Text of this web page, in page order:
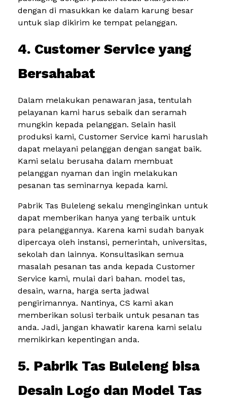
dengan di masukkan ke dalam karung besar
untuk siap dikirim ke tempat pelanggan.
4. Customer Service yang
Bersahabat
Dalam melakukan penawaran jasa, tentulah
pelayanan kami harus sebaik dan seramah
mungkin kepada pelanggan. Selain hasil
produksi kami, Customer Service kami haruslah
dapat melayani pelanggan dengan sangat baik.
Kami selalu berusaha dalam membuat
pelanggan nyaman dan ingin melakukan
pesanan tas seminarnya kepada kami.
Pabrik Tas Buleleng sekalu menginginkan untuk
dapat memberikan hanya yang terbaik untuk
para pelanggannya. Karena kami sudah banyak
dipercaya oleh instansi, pemerintah, universitas,
sekolah dan lainnya. Konsultasikan semua
masalah pesanan tas anda kepada Customer
Service kami, mulai dari bahan. model tas,
desain, warna, harga serta jadwal
pengirimannya. Nantinya, CS kami akan
memberikan solusi terbaik untuk pesanan tas
anda. Jadi, jangan khawatir karena kami selalu
memikirkan kepentingan anda.
5. Pabrik Tas Buleleng bisa
Desain Logo dan Model Tas